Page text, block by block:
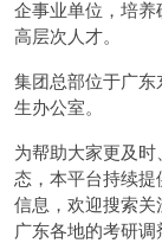
企事业单位，培
高层次人才。
集团总部位于广
生办公室。
为帮助大家更及
态，本平台持续
信息，欢迎搜索关
广东各地的考研调